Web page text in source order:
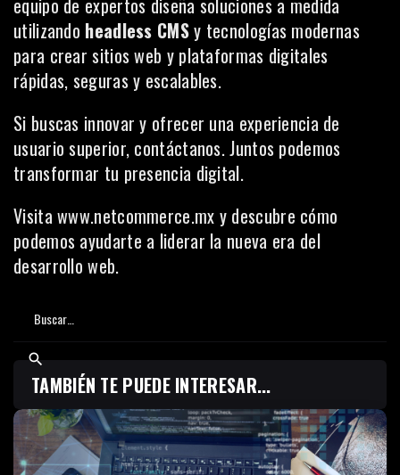
equipo de expertos diseña soluciones a medida
utilizando headless CMSy tecnologías modernas
para crear sitios web y plataformas digitales
rápidas, seguras y escalables.
Si buscas innovar y ofrecer una experiencia de
usuario superior, contáctanos. Juntos podemos
transformar tu presencia digital.
Visitawww.netcommerce.mx y descubre cómo
podemos ayudarte a liderar la nueva era del
desarrollo web.
TAMBIÉN TE PUEDE INTERESAR...